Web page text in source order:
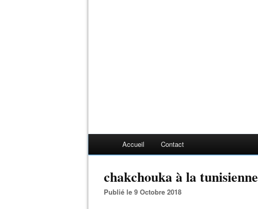
Accueil Contact
chakchouka à la tunisienne
Publié le 9 Octobre 2018